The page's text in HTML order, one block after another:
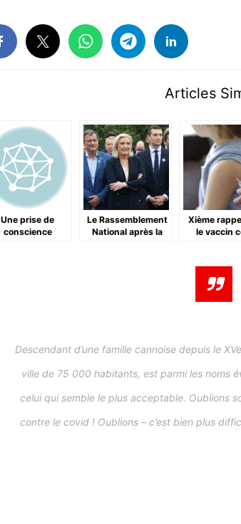
Articles
Une prise de
conscience
Le Rassemblement
National après la
Xième
le vaccin
Descendant d’une famille cannoise depuis le
ville de 75 000 habitants, est parmi les noms
celui qui semble le plus acceptable. Oublions
contre le covid ! Oublions – c’est bien plus